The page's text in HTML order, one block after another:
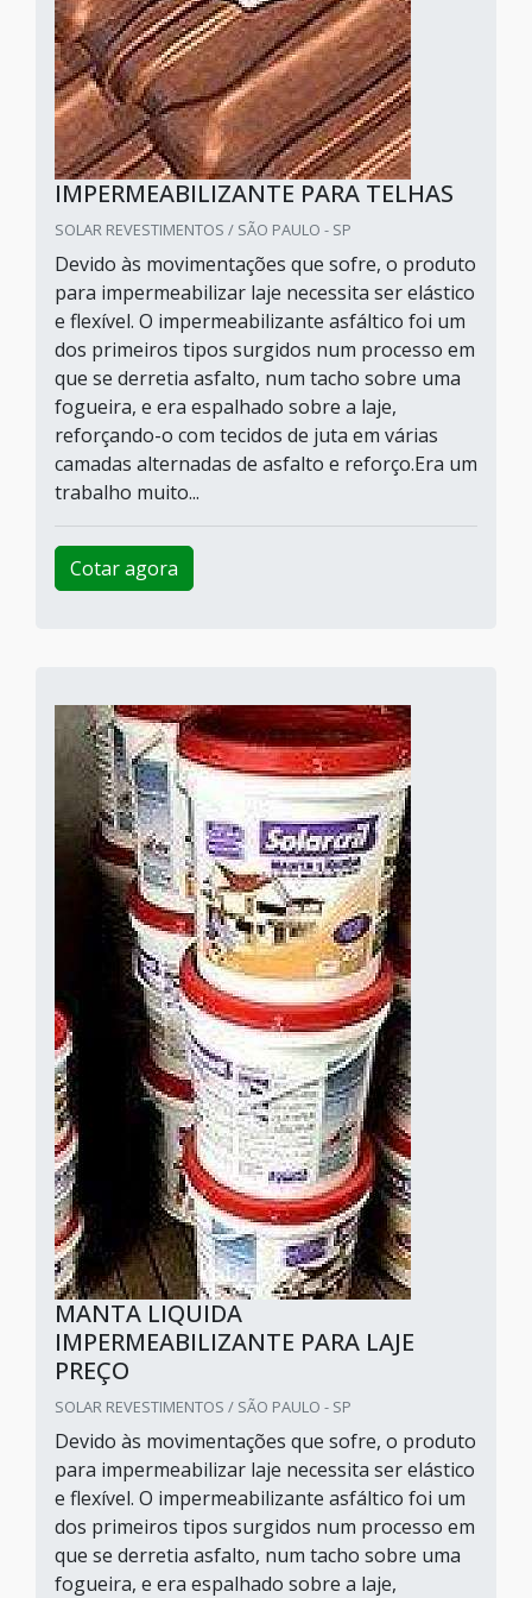
IMPERMEABILIZANTE PARA TELHAS
SOLAR REVESTIMENTOS / SÃO PAULO - SP
Devido às movimentações que sofre, o produto
para impermeabilizar laje necessita ser elástico
e flexível. O impermeabilizante asfáltico foi um
dos primeiros tipos surgidos num processo em
que se derretia asfalto, num tacho sobre uma
fogueira, e era espalhado sobre a laje,
reforçando-o com tecidos de juta em várias
camadas alternadas de asfalto e reforço.Era um
trabalho muito...
Cotar agora
MANTA LIQUIDA
IMPERMEABILIZANTE PARA LAJE
PREÇO
SOLAR REVESTIMENTOS / SÃO PAULO - SP
Devido às movimentações que sofre, o produto
para impermeabilizar laje necessita ser elástico
e flexível. O impermeabilizante asfáltico foi um
dos primeiros tipos surgidos num processo em
que se derretia asfalto, num tacho sobre uma
fogueira, e era espalhado sobre a laje,